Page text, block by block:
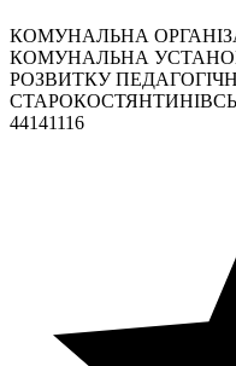
КОМУНАЛЬНА
КОМУНАЛЬНА
РОЗВИТКУ
44141116